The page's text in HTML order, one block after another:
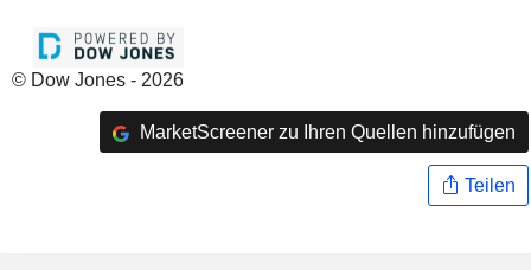
© Dow Jones - 2026
MarketScreener zu Ihren Quellen hinzufügen
Teilen